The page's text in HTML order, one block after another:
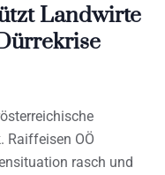
Landwirte
Raiffeisen OÖ
rasch und